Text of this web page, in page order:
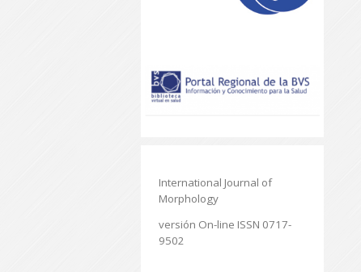
International Journal of
Morphology
versión On-line ISSN 0717-
9502